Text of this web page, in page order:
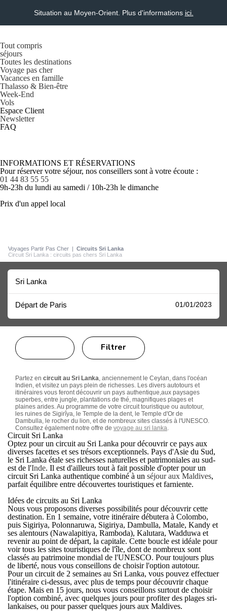
Situation au Moyen-Orient. Plus d'informations ici.
Tout compris
séjours
Toutes les destinations
Voyage pas cher
Vacances en famille
Thalasso & Bien-être
Week-End
Vols
Espace Client
Newsletter
FAQ
INFORMATIONS ET RÉSERVATIONS
Pour réserver votre séjour, nos conseillers sont à votre écoute :
01 44 83 55 55
9h-23h du lundi au samedi / 10h-23h le dimanche
Prix d'un appel local
Voyages Partir Pas Cher | Circuits Sri Lanka
Circuit Sri Lanka : circuits pas chers Sri Lanka
Sri Lanka
Départ de Paris 01/01/2023
Filtrer
Partez en circuit au Sri Lanka , anciennement le Ceylan, dans l'océan
Indien, et visitez un pays plein de richesses. Les divers autotours et
itinéraires vous feront découvrir un pays authentique,aux paysages
superbes, entre jungle, plantations de thé, magnifiques plages et
plaines arides. Au programme de votre circuit touristique ou autotour,
les ruines de Sigirîya, le Temple de la dent, le Temple d'Or de
Dambulla, le rocher du lion, et de nombreux sites classés à l'UNESCO.
Consultez également notre offre de voyage au sri lanka
Circuit Sri Lanka
Optez pour un circuit au Sri Lanka pour découvrir ce pays aux
diverses facettes et ses trésors exceptionnels. Pays d'Asie du Sud,
le Sri Lanka étale ses richesses naturelles et patrimoniales au sud-
est de l'Inde. Il est d'ailleurs tout à fait possible d'opter pour un
circuit Sri Lanka authentique combiné à un séjour aux Maldives,
parfait équilibre entre découvertes touristiques et farniente.
Idées de circuits au Sri Lanka
Nous vous proposons diverses possibilités pour découvrir cette
destination. En 1 semaine, votre itinéraire débutera à Colombo,
puis Sigiriya, Polonnaruwa, Sigiriya, Dambulla, Matale, Kandy et
ses alentours (Nawalapitiya, Ramboda), Kalutara, Wadduwa et
revenir au point de départ, la capitale. Cette boucle est idéale pour
voir tous les sites touristiques de l'île, dont de nombreux sont
classés au patrimoine mondial de l'UNESCO. Pour toujours plus
de liberté, nous vous conseillons de choisir l'option autotour.
Pour un circuit de 2 semaines au Sri Lanka, vous pouvez effectuer
l'itinéraire ci-dessus, avec plus de temps pour découvrir chaque
étape. Mais en 15 jours, nous vous conseillons surtout de choisir
l'option combiné, avec quelques jours pour profiter des plages sri-
lankaises, ou pour passer quelques jours aux Maldives.